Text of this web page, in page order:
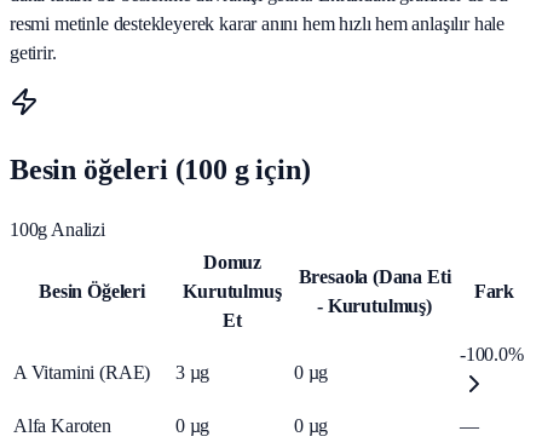
resmi metinle destekleyerek karar anını hem hızlı hem anlaşılır hale
getirir.
Besin öğeleri (100 g için)
100g Analizi
Besin Öğeleri
Domuz
Kurutulmuş
Et
Bresaola (Dana Eti
- Kurutulmuş)
Fark
A Vitamini (RAE) 3 µg 0 µg
-100.0%
Alfa Karoten 0 µg 0 µg
—